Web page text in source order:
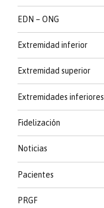
EDN – ONG
Extremidad inferior
Extremidad superior
Extremidades inferiores
Fidelización
Noticias
Pacientes
PRGF